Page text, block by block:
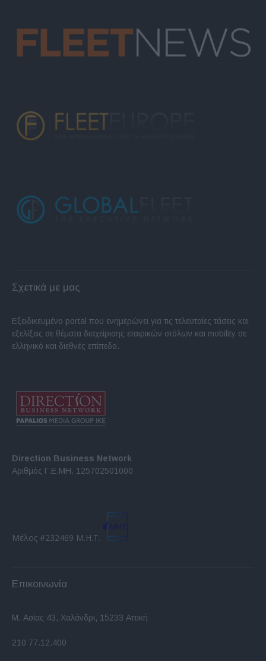
Σχετικά με μας
Εξειδικευμένο portal που ενημερώνει για τις τελευταίες τάσεις και
εξελίξεις σε θέματα διαχείρισης εταιρικών στόλων και mobility σε
ελληνικό και διεθνές επίπεδο.
Direction Business Network
Αριθμός Γ.Ε.ΜΗ. 125702501000
Μέλος #232469 Μ.Η.Τ.
Επικοινωνία
Μ. Ασίας 43, Χαλάνδρι, 15233 Αττική
210 77.12.400